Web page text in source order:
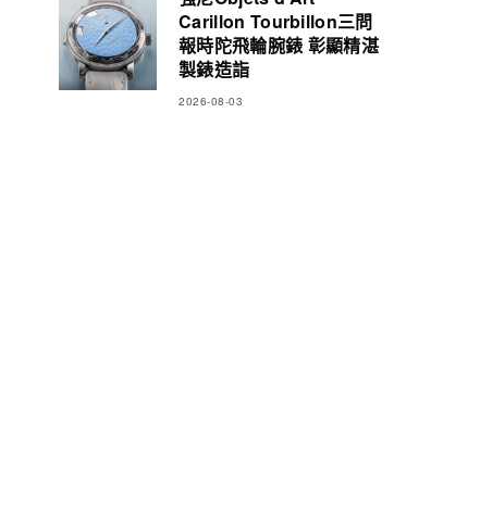
Carillon Tourbillon三問
報時陀飛輪腕錶 彰顯精湛
製錶造詣
2026-08-03